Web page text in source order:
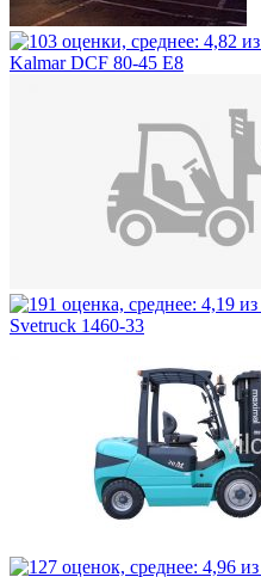
Kalmar DCF 80-45 E8
Svetruck 1460-33